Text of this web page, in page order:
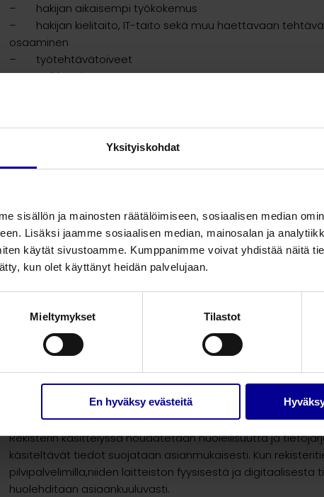
Yksityiskohdat
sisällön ja mainosten räätälöimiseen, sosiaalisen median
Lisäksi jaamme sosiaalisen median, mainosalan ja
käytät sivustoamme. Kumppanimme voivat yhdistää näitä
kun olet käyttänyt heidän palvelujaan.
Mieltymykset Tilastot
En hyväksy evästeitä
– hakijan aikaisempi työkokemus
– hakijan kielitaito, IT-taito sekä muu haettavaan
osaaminen
– työtehtävätoiveet
– palkkatoive
Kerättävänä tietona voi olla myös muu tehtävään liittyvä
jonka hakija on luovuttanut.
Rekisteriin tallennettavat tiedot kerätään rekisteröidyltä
suostumuksella tietoja voidaan kerätä myös ulkopuolisilta
(kuten soveltuvuusarviot).
Rekrytointiprosessiin voi kuulua soveltuvuusarviointeja tai
prosessiin osallistuville asiantuntijoille ja tietoja voidaan
asiantuntijoiden toimesta Euroopan unionin alueella tai sen
Muutoin rekisterin tiedot sijaitsevat EU:n alueella eikä niitä
Rekisterin käsittelyssä noudatetaan huolellisuutta ja
käsiteltävät tiedot suojataan asianmukaisesti. Kun
pilvipalvelimilla,niiden laitteiston fyysisestä ja digitaalisesta
huolehditaan asiaankuuluvasti.